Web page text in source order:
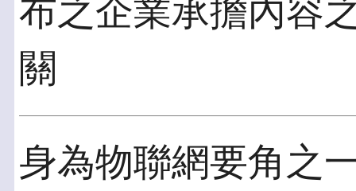
布之企業承擔內容
關
身為物聯網要角之